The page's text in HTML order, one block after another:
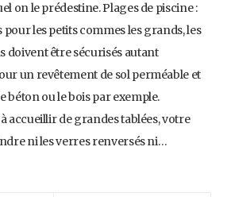
on le prédestine. Plages de piscine :
pour les petits commes les grands, les
doivent être sécurisés autant
un revêtement de sol perméable et
béton ou le bois par exemple.
accueillir de grandes tablées, votre
ni les verres renversés ni…